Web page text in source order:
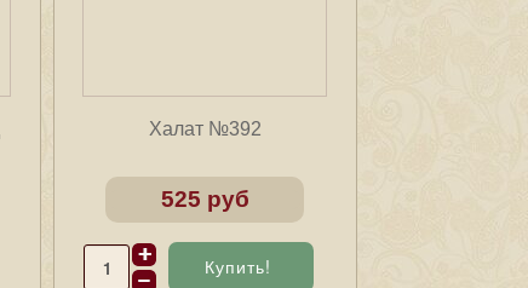
Халат №392
525 руб